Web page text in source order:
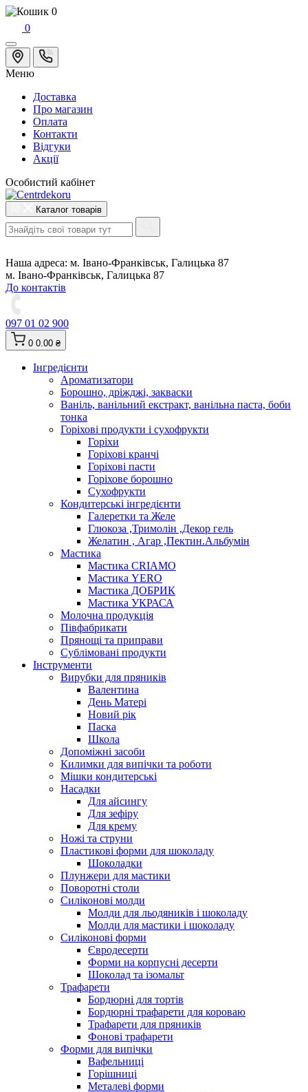
0
0
Меню
Доставка
Про магазин
Оплата
Контакти
Відгуки
Акції
Особистий кабінет
Каталог товарів
Наша адреса: м. Івано-Франківськ, Галицька 87
м. Івано-Франківськ, Галицька 87
До контактів
097 01 02 900
0 0.00 ₴
Інгредієнти
Ароматизатори
Борошно, дріжджі, закваски
Ваніль, ванільний екстракт, ванільна паста, боби
тонка
Горіхові продукти і сухофрукти
Горіхи
Горіхові кранчі
Горіхові пасти
Горіхове борошно
Сухофрукти
Кондитерські інгредієнти
Галеретки та Желе
Глюкоза ,Тримолін ,Декор гель
Желатин , Агар ,Пектин.Альбумін
Мастика
Мастика CRIAMO
Мастика YERO
Мастика ДОБРИК
Мастика УКРАСА
Молочна продукція
Півфабрикати
Прянощі та приправи
Сублімовані продукти
Інструменти
Вирубки для пряників
Валентина
День Матері
Новий рік
Паска
Школа
Допоміжні засоби
Килимки для випічки та роботи
Мішки кондитерські
Насадки
Для айсингу
Для зефіру
Для крему
Ножі та струни
Пластикові форми для шоколаду
Шоколадки
Плунжери для мастики
Поворотні столи
Силіконові молди
Молди для льодяників і шоколаду
Молди для мастики і шоколаду
Силіконові форми
Євродесерти
Форми на корпусні десерти
Шоколад та ізомальт
Трафарети
Бордюрні для тортів
Бордюрні трафарети для короваю
Трафарети для пряників
Фонові трафарети
Форми для випічки
Вафельниці
Горішниці
Металеві форми